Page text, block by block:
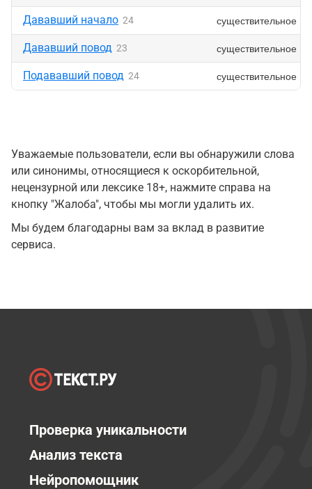
Дававший начало 24 существительное
Дававший повод 23 существительное
Подававший повод 24 существительное
Уважаемые пользователи, если вы обнаружили слова
или синонимы, относящиеся к оскорбительной,
нецензурной или лексике 18+, нажмите справа на
кнопку "Жалоба", чтобы мы могли удалить их.
Мы будем благодарны вам за вклад в развитие
сервиса.
Проверка уникальности
Анализ текста
Нейропомощник